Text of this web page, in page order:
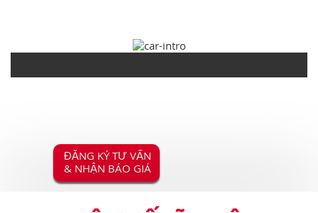
ĐĂNG KÝ TƯ VẤN
& NHẬN BÁO GIÁ